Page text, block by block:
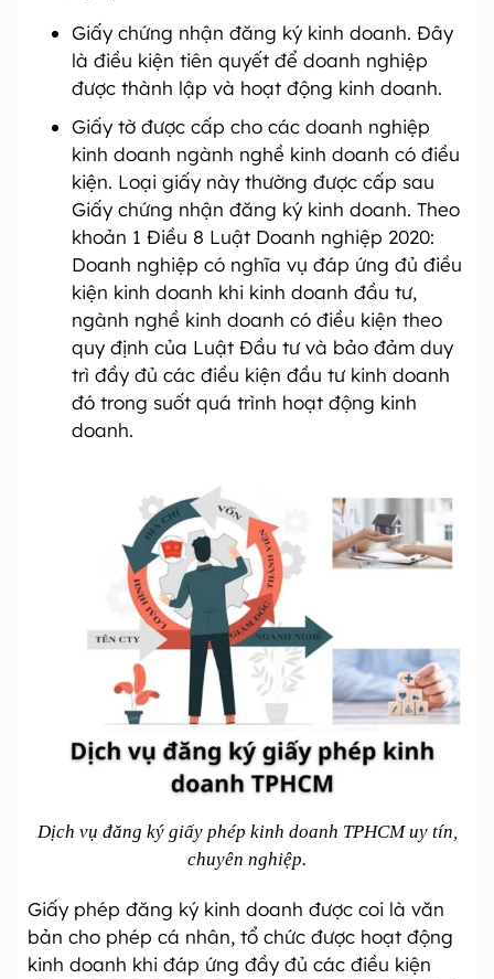
Giấy chứng nhận đăng ký kinh doanh. Đây
là điều kiện tiên quyết để doanh nghiệp
được thành lập và hoạt động kinh doanh.
Giấy tờ được cấp cho các doanh nghiệp
kinh doanh ngành nghề kinh doanh có điều
kiện. Loại giấy này thường được cấp sau
Giấy chứng nhận đăng ký kinh doanh. Theo
khoản 1 Điều 8 Luật Doanh nghiệp 2020:
Doanh nghiệp có nghĩa vụ đáp ứng đủ điều
kiện kinh doanh khi kinh doanh đầu tư,
ngành nghề kinh doanh có điều kiện theo
quy định của Luật Đầu tư và bảo đảm duy
trì đầy đủ các điều kiện đầu tư kinh doanh
đó trong suốt quá trình hoạt động kinh
doanh.
Dịch vụ đăng ký giấy phép kinh doanh TPHCM uy tín,
chuyên nghiệp.
Giấy phép đăng ký kinh doanh được coi là văn
bản cho phép cá nhân, tổ chức được hoạt động
kinh doanh khi đáp ứng đầy đủ các điều kiện